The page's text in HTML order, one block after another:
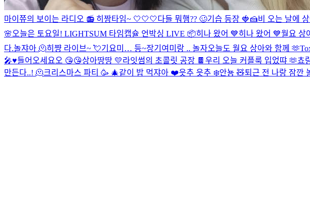
마이쮸의 보이는 라디오 📻 히짱타임~ 🤍🤍🤍다들 뭐행?? 🥴기습 등장 🍓🍰비 오는 날에
🌸 오늘은 토요일! LIGHTSUM 타임캡슐 언박싱 LIVE 📦히나 왔어 💙히나 왔어 💙월요 상
다.놀쟈아 🫠히쨩 라이브~ 💘기요미… 등~장기여미랑 .. 놀자오늘도 월요 상아와 함께 🫶
🎤♥️들어오세요오 😘😘상아땅땅 💛라잇썸의 초콜릿 공장 🍫 우리 오늘 커플룩 입었땨 🫶쵸
만든다..! 🫠크리스마스 파티 🥳 🎄같이 밥 먹쟈아 ❤️읏추 읏추 ❄️안뇽 🧸퇴근 전 나랑 잠깐